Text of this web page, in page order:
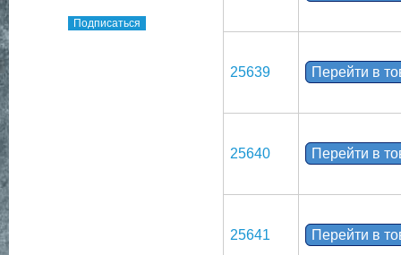
Подписаться
25639 Перейти в
25640 Перейти в
25641 Перейти в